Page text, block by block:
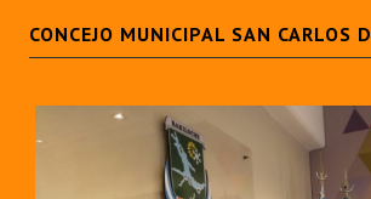
CONCEJO MUNICIPAL SAN CARLOS